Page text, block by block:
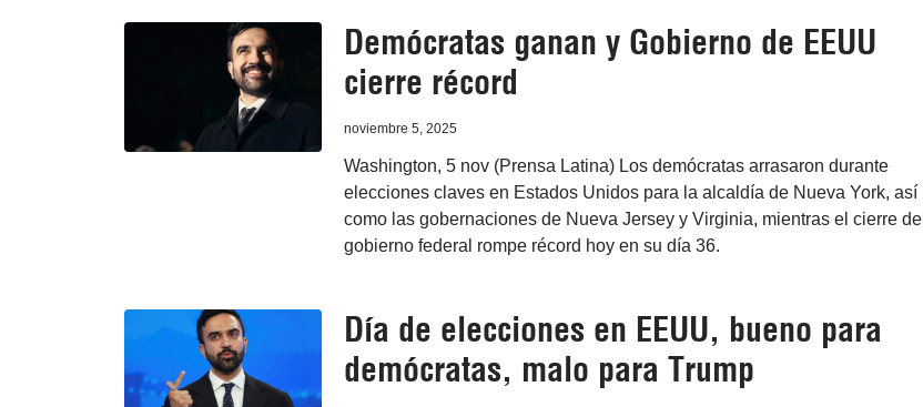
Demócratas ganan y Gobierno de EEUU
cierre récord
noviembre 5, 2025
Washington, 5 nov (Prensa Latina) Los demócratas arrasaron durante
elecciones claves en Estados Unidos para la alcaldía de Nueva York, así
como las gobernaciones de Nueva Jersey y Virginia, mientras el cierre del
gobierno federal rompe récord hoy en su día 36.
Día de elecciones en EEUU, bueno para
demócratas, malo para Trump